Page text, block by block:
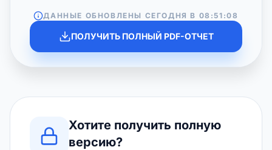
ДАННЫЕ ОБНОВЛЕНЫ СЕГОДНЯ В 08:51:08
ПОЛУЧИТЬ ПОЛНЫЙ PDF-ОТЧЕТ
Хотите получить полную
версию?